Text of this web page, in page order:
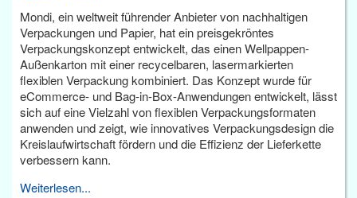
Mondi, ein weltweit führender Anbieter von nachhaltigen
Verpackungen und Papier, hat ein preisgekröntes
Verpackungskonzept entwickelt, das einen Wellpappen-
Außenkarton mit einer recycelbaren, lasermarkierten
flexiblen Verpackung kombiniert. Das Konzept wurde für
eCommerce- und Bag-in-Box-Anwendungen entwickelt, lässt
sich auf eine Vielzahl von flexiblen Verpackungsformaten
anwenden und zeigt, wie innovatives Verpackungsdesign die
Kreislaufwirtschaft fördern und die Effizienz der Lieferkette
verbessern kann.
Weiterlesen...